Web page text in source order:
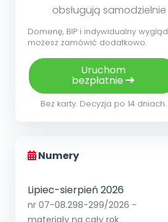
obsługują samodzielnie
Domenę, BIP i indywidualny wygląd
możesz zamówić dodatkowo.
Uruchom
bezpłatnie
Bez karty. Decyzja po 14 dniach.
Numery
Lipiec-sierpień 2026
nr 07-08.298-299/2026 -